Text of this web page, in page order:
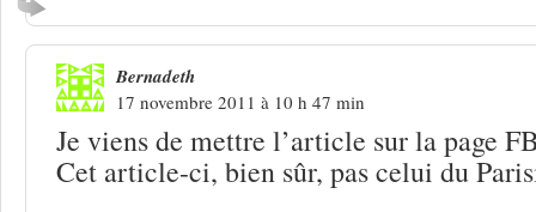
Bernadeth
17 novembre 2011 à 10 h 47 min
Je viens de mettre l’article sur la page
Cet article-ci, bien sûr, pas celui du